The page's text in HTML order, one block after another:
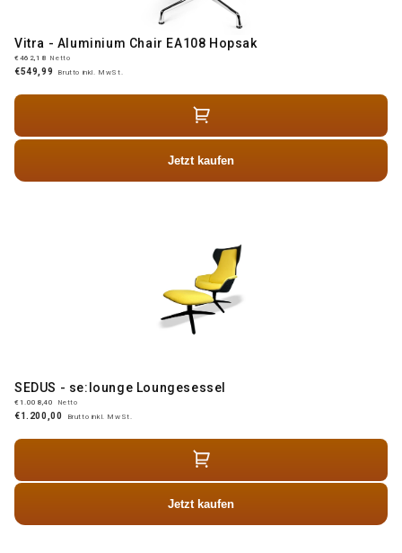
Vitra - Aluminium Chair EA108 Hopsak
€462,18 Netto
€549,99 Brutto inkl. MwSt.
Jetzt kaufen
SEDUS - se:lounge Loungesessel
€1.008,40 Netto
€1.200,00 Brutto inkl. MwSt.
Jetzt kaufen